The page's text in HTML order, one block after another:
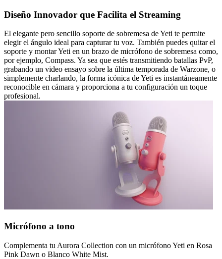
Diseño Innovador que Facilita el Streaming
El elegante pero sencillo soporte de sobremesa de Yeti te permite
elegir el ángulo ideal para capturar tu voz. También puedes quitar el
soporte y montar Yeti en un brazo de micrófono de sobremesa como,
por ejemplo, Compass. Ya sea que estés transmitiendo batallas PvP,
grabando un video ensayo sobre la última temporada de Warzone, o
simplemente charlando, la forma icónica de Yeti es instantáneamente
reconocible en cámara y proporciona a tu configuración un toque
profesional.
Micrófono a tono
Complementa tu Aurora Collection con un micrófono Yeti en Rosa
Pink Dawn o Blanco White Mist.